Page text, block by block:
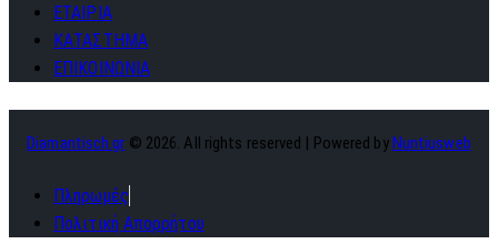
ΕΤΑΙΡΙΑ
ΚΑΤΑΣΤΗΜΑ
ΕΠΙΚΟΙΝΩΝΙΑ
Diamantisch.gr © 2026. All rights reserved | Powered byNuntiusweb
Πληρωμές
Πολιτική Απορρήτου